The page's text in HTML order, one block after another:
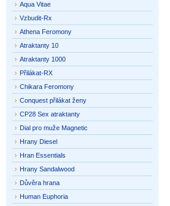
Aqua Vitae
Vzbudit-Rx
Athena Feromony
Atraktanty 10
Atraktanty 1000
Přilákat-RX
Chikara Feromony
Conquest přilákat ženy
CP28 Sex atraktanty
Dial pro muže Magnetic
Hrany Diesel
Hran Essentials
Hrany Sandalwood
Důvěra hrana
Human Euphoria